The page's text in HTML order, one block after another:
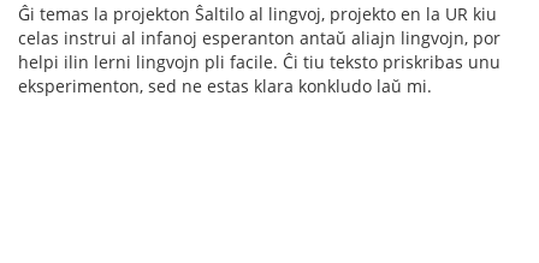
Ĝi temas la projekton Ŝaltilo al lingvoj, projekto en la UR kiu
celas instrui al infanoj esperanton antaŭ aliajn lingvojn, por
helpi ilin lerni lingvojn pli facile. Ĉi tiu teksto priskribas unu
eksperimenton, sed ne estas klara konkludo laŭ mi.